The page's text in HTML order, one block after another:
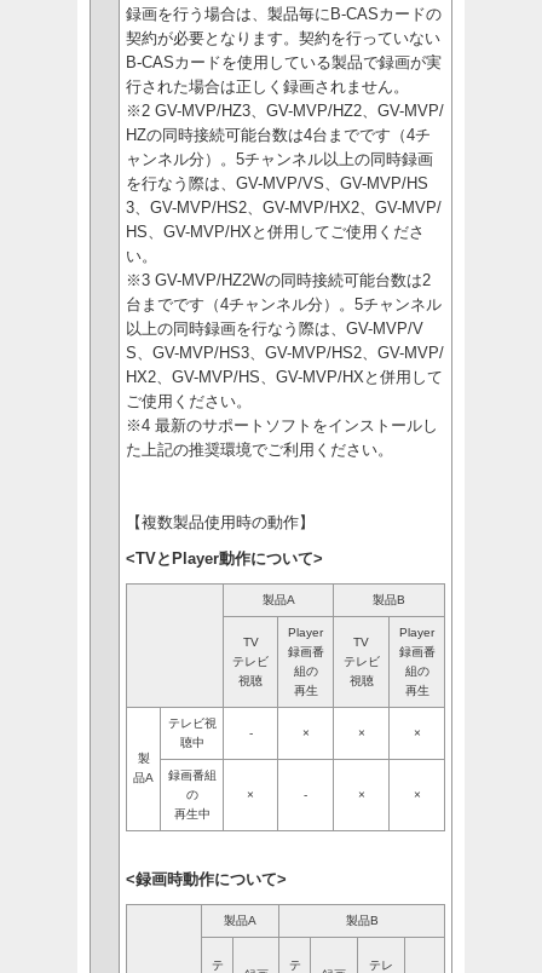
録画を行う場合は、製品毎にB-CASカードの
契約が必要となります。契約を行っていない
B-CASカードを使用している製品で録画が実
行された場合は正しく録画されません。
※2 GV-MVP/HZ3、GV-MVP/HZ2、GV-MVP/
HZの同時接続可能台数は4台までです（4チ
ャンネル分）。5チャンネル以上の同時録画
を行なう際は、GV-MVP/VS、GV-MVP/HS
3、GV-MVP/HS2、GV-MVP/HX2、GV-MVP/
HS、GV-MVP/HXと併用してご使用くださ
い。
※3 GV-MVP/HZ2Wの同時接続可能台数は2
台までです（4チャンネル分）。5チャンネル
以上の同時録画を行なう際は、GV-MVP/V
S、GV-MVP/HS3、GV-MVP/HS2、GV-MVP/
HX2、GV-MVP/HS、GV-MVP/HXと併用して
ご使用ください。
※4 最新のサポートソフトをインストールし
た上記の推奨環境でご利用ください。
【複数製品使用時の動作】
<TVとPlayer動作について>
製品A 製品B
TV
テレビ
視聴
Player
録画番
組の
再生
TV
テレビ
視聴
Player
録画番
組の
再生
製
品A
テレビ視
聴中
- × × ×
録画番組
の
再生中
× - × ×
<録画時動作について>
製品A 製品B
テ
テ
テレ